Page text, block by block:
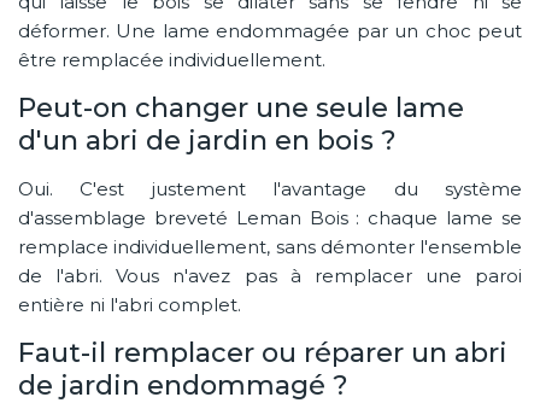
déformer. Une lame endommagée par un choc peut
être remplacée individuellement.
Peut-on changer une seule lame
d'un abri de jardin en bois ?
Oui. C'est justement l'avantage du système
d'assemblage breveté Leman Bois : chaque lame se
remplace individuellement, sans démonter l'ensemble
de l'abri. Vous n'avez pas à remplacer une paroi
entière ni l'abri complet.
Faut-il remplacer ou réparer un abri
de jardin endommagé ?